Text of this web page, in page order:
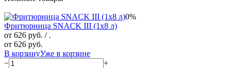
0%
Фритюрница SNACK III (1х8 л)
от 626 руб. / .
от 626 руб.
В корзинуУже в корзине
−
+